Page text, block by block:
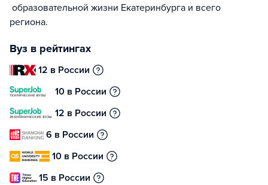
образовательной жизни Екатеринбурга и всего
региона.
Вуз в рейтингах
12 в России
10 в России
12 в России
6 в России
10 в России
15 в России